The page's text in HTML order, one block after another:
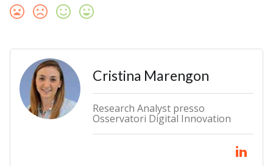
Cristina Marengon
Research Analyst presso
Osservatori Digital Innovation